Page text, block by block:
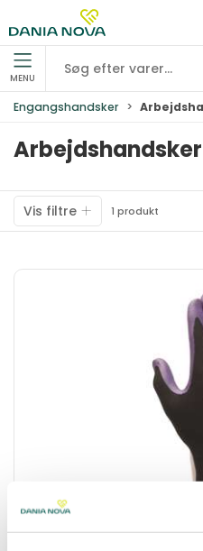
MENU
Engangshandsker
Arbejdshandsker
Vis filtre 1 produkt